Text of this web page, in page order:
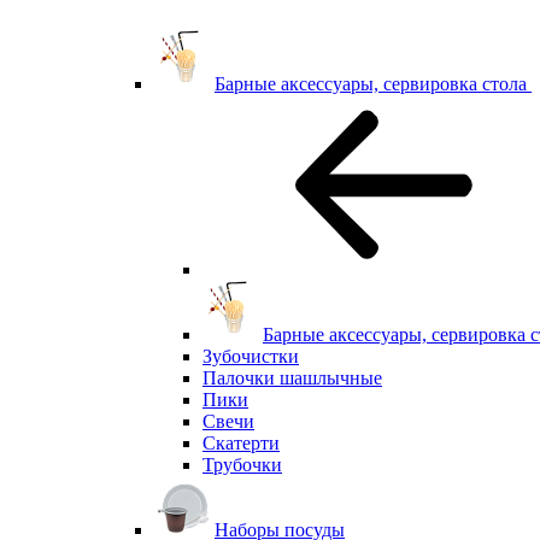
Барные аксессуары, сервировка стола
Барные аксессуары, сервировка
Зубочистки
Палочки шашлычные
Пики
Свечи
Скатерти
Трубочки
Наборы посуды